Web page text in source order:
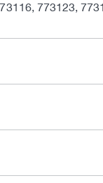
773123,